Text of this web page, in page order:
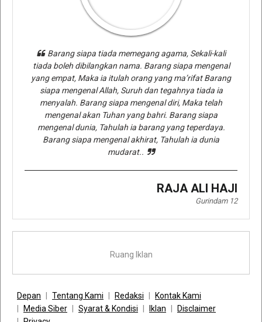
Barang siapa tiada memegang agama, Sekali-kali
tiada boleh dibilangkan nama. Barang siapa mengenal
yang empat, Maka ia itulah orang yang ma’rifat Barang
siapa mengenal Allah, Suruh dan tegahnya tiada ia
menyalah. Barang siapa mengenal diri, Maka telah
mengenal akan Tuhan yang bahri. Barang siapa
mengenal dunia, Tahulah ia barang yang teperdaya.
Barang siapa mengenal akhirat, Tahulah ia dunia
mudarat..
RAJA ALI HAJI
Gurindam 12
Ruang Iklan
Depan Tentang Kami Redaksi
Kontak Kami
Media Siber
Syarat & Kondisi Iklan
Disclaimer